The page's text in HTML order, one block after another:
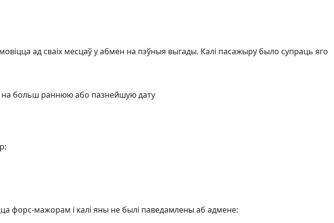
ад сваіх месцаў у абмен на пэўныя выгады. Калі пасажыру было супраць яго
на больш раннюю або пазнейшую дату
форс-мажорам і калі яны не былі паведамлены аб адмене: